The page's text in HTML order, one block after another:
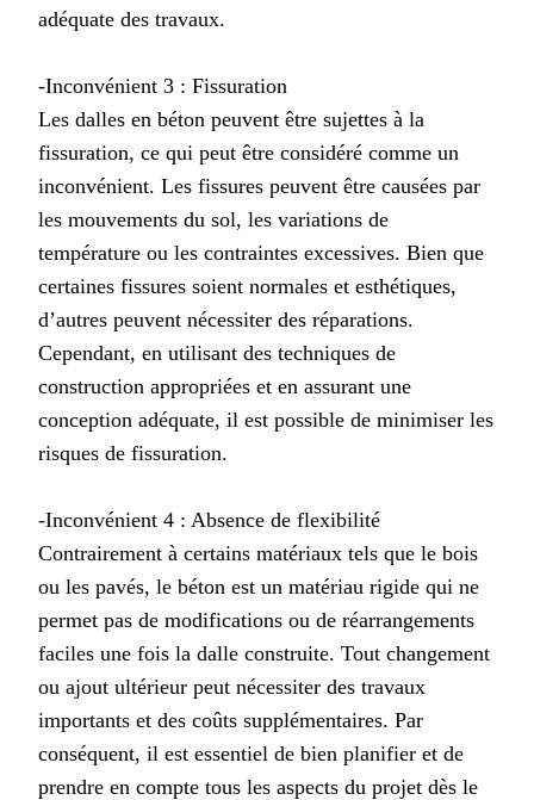
adéquate des travaux.
-Inconvénient 3 : Fissuration
Les dalles en béton peuvent être sujettes à la
fissuration, ce qui peut être considéré comme un
inconvénient. Les fissures peuvent être causées par
les mouvements du sol, les variations de
température ou les contraintes excessives. Bien que
certaines fissures soient normales et esthétiques,
d’autres peuvent nécessiter des réparations.
Cependant, en utilisant des techniques de
construction appropriées et en assurant une
conception adéquate, il est possible de minimiser les
risques de fissuration.
-Inconvénient 4 : Absence de flexibilité
Contrairement à certains matériaux tels que le bois
ou les pavés, le béton est un matériau rigide qui ne
permet pas de modifications ou de réarrangements
faciles une fois la dalle construite. Tout changement
ou ajout ultérieur peut nécessiter des travaux
importants et des coûts supplémentaires. Par
conséquent, il est essentiel de bien planifier et de
prendre en compte tous les aspects du projet dès le